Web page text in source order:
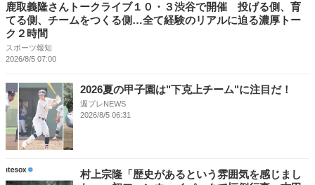
鹿取義隆さんトークライブ１０・３渋谷で開催 投げる側、育
てる側、チームをつくる側…全て経験のリアルに迫る濃厚トー
ク２時間
スポーツ報知
2026/8/5 07:00
2026夏の甲子園は"下克上チーム"に注目だ！
週プレNEWS
2026/8/5 06:31
村上宗隆「歴史があるという雰囲気を感じまし